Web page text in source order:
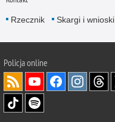
Rzecznik Skargi i wnioski
Policjaonline